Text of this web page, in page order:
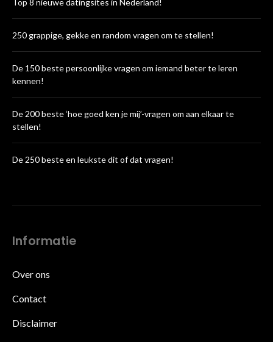
Top 8 nieuwe datingsites in Nederland!
250 grappige, gekke en random vragen om te stellen!
De 150 beste persoonlijke vragen om iemand beter te leren
kennen!
De 200 beste ‘hoe goed ken je mij’-vragen om aan elkaar te
stellen!
De 250 beste en leukste dit of dat vragen!
Informatie
Over ons
Contact
Disclaimer